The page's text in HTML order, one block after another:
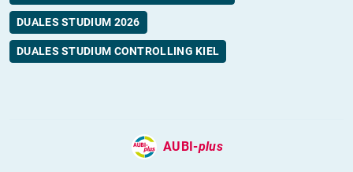
DUALES STUDIUM 2026
DUALES STUDIUM CONTROLLING KIEL
AUBI-plus